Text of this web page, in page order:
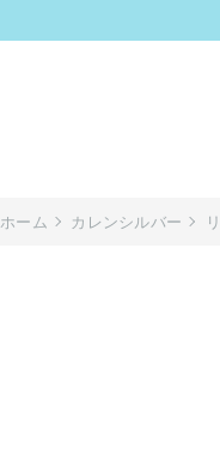
ホーム カレンシルバー